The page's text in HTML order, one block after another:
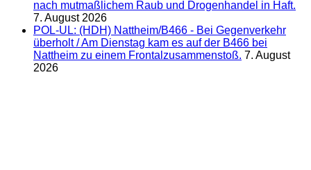
nach mutmaßlichem Raub und Drogenhandel in Haft.
7. August 2026
POL-UL: (HDH) Nattheim/B466 - Bei Gegenverkehr
überholt / Am Dienstag kam es auf der B466 bei
Nattheim zu einem Frontalzusammenstoß. 7. August
2026